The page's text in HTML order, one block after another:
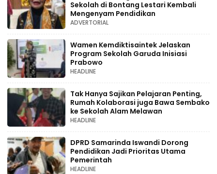
Sekolah di Bontang Lestari Kembali
Mengenyam Pendidikan
ADVERTORIAL
Wamen Kemdiktisaintek Jelaskan
Program Sekolah Garuda Inisiasi
Prabowo
HEADLINE
Tak Hanya Sajikan Pelajaran Penting,
Rumah Kolaborasi juga Bawa Sembako
ke Sekolah Alam Melawan
HEADLINE
DPRD Samarinda Iswandi Dorong
Pendidikan Jadi Prioritas Utama
Pemerintah
HEADLINE